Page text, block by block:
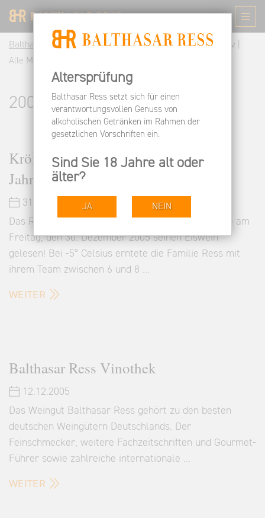
Balthasar Ress DE Informieren News
News-Archiv |
Alle Meldungen | Balthasar Ress Rheingau
2005
Krönender Abschluss des 2005er
Jahrgangs
31.12.2005
Das Rheingauer Weingut Balthasar Ress hat heute am
Freitag, den 30. Dezember 2005 seinen Eiswein
gelesen! Bei -5° Celsius erntete die Familie Ress mit
ihrem Team zwischen 6 und 8 …
WEITER
Balthasar Ress Vinothek
12.12.2005
Das Weingut Balthasar Ress gehört zu den besten
deutschen Weingütern Deutschlands. Der
Feinschmecker, weitere Fachzeitschriften und Gourmet-
Führer sowie zahlreiche internationale …
WEITER
Altersprüfung
Balthasar Ress setzt sich für einen
verantwortungsvollen Genuss von
alkoholischen Getränken im Rahmen der
gesetzlichen Vorschriften ein.
Sind Sie 18 Jahre alt oder
älter?
JA NEIN